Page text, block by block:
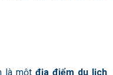
là một địa điểm du lịch